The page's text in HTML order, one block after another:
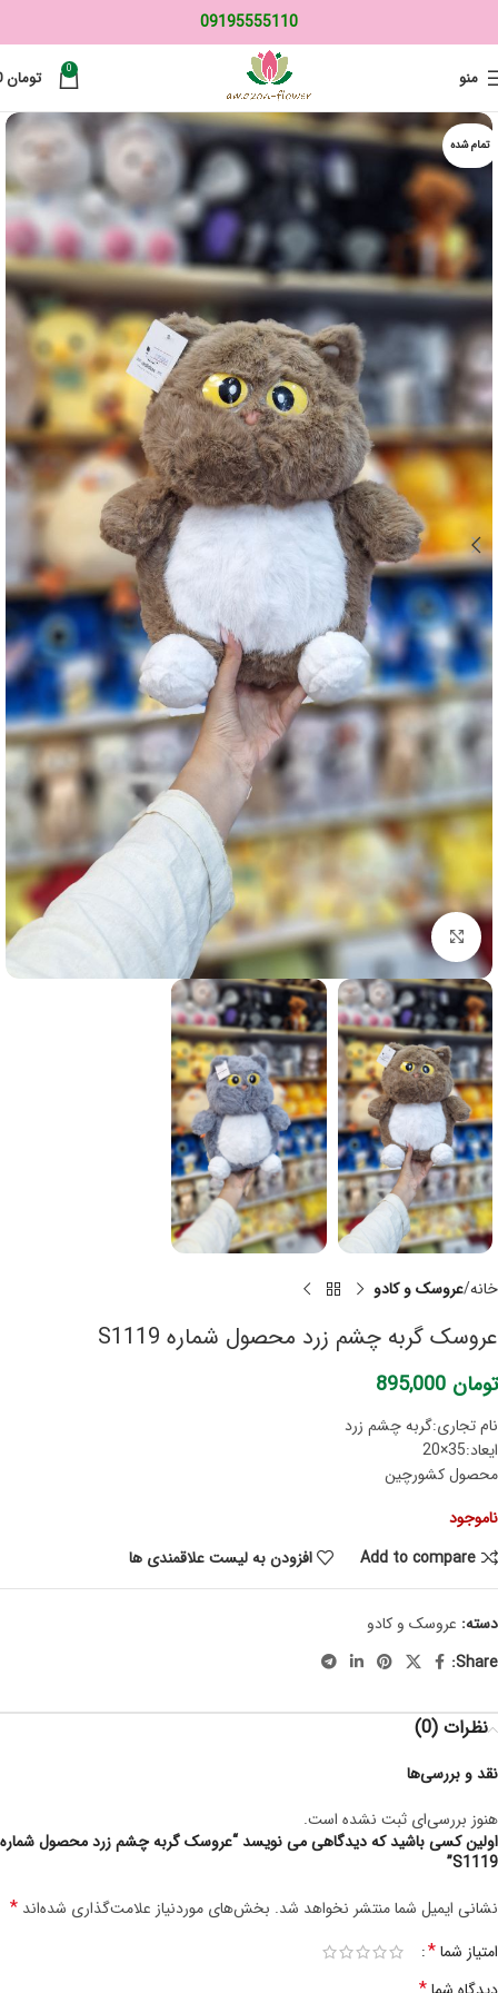
09195555110
منو 0 تومان0
تمام شده
برای بزرگنمایی کلیک کنید
خانه عروسک و کادو
عروسک گربه چشم زرد محصول شماره S1119
تومان
نام تجاری:گربه چشم زرد
ایعاد:35×20
محصول کشورچین
ناموجود
Add to compare
افزودن به لیست علاقمندی ها
دسته: عروسک و کادو
Share:
نظرات (0)
نقد و بررسی‌ها
هنوز بررسی‌ای ثبت نشده است.
اولین کسی باشید که دیدگاهی می نویسد “عروسک گربه چشم زرد محصول شماره
S1119”
نشانی ایمیل شما منتشر نخواهد شد. بخش‌های موردنیاز علامت‌گذاری شده‌اند *
امتیاز شما*